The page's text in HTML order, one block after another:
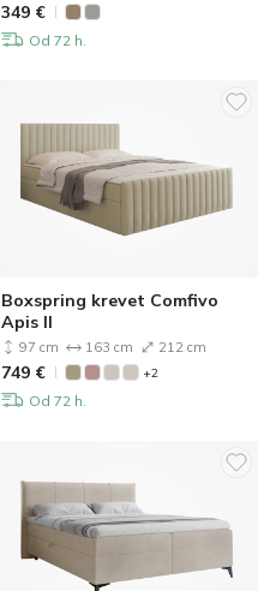
349 €
Od 72 h.
Boxspring krevet Comfivo
Apis II
97 cm 163 cm 212 cm
749 € +2
Od 72 h.